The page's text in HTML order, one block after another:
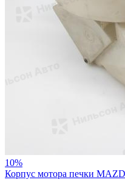
10%
Корпус мотора печки